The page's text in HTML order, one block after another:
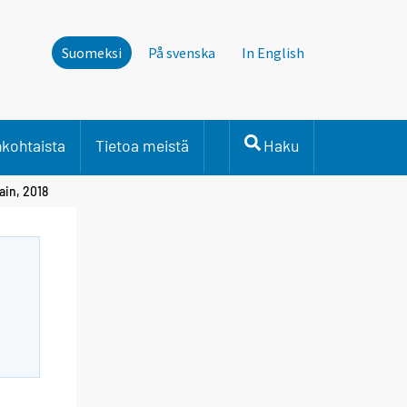
Suomeksi På svenska In English
Tietoa meistä Haku
2018